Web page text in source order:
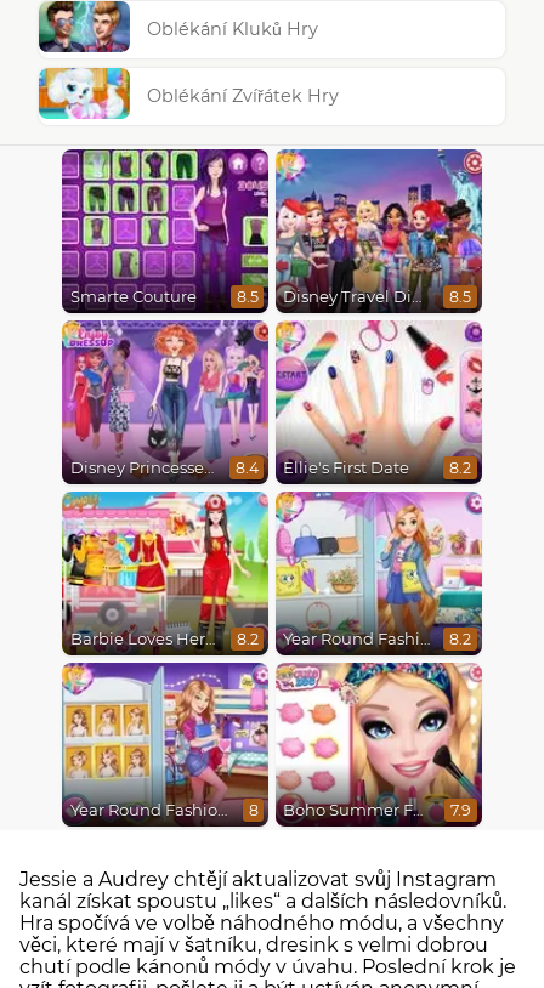
Oblékání Kluků Hry
Oblékání Zvířátek Hry
Smarte Couture 8.5 Disney Travel Diaries: City Break 8.5
Disney Princesses Runway Show 8.4 Ellie's First Date 8.2
Barbie Loves Her Job 8.2 Year Round Fashionista Rapunzel 8.2
Year Round Fashionista Belle 8 Boho Summer Festival Besties 7.9
Jessie a Audrey chtějí aktualizovat svůj Instagram
kanál získat spoustu „likes“ a dalších následovníků.
Hra spočívá ve volbě náhodného módu, a všechny
věci, které mají v šatníku, dresink s velmi dobrou
chutí podle kánonů módy v úvahu. Poslední krok je